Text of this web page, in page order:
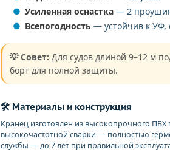
Усиленная оснастка — 2
Всепогодность — устойчив к УФ,
💡 Совет: Для судов длиной 9–12 м
борт для полной защиты.
🛠️ Материалы и конструкция
Кранец изготовлен из высокопрочного
высокочастотной сварки — полностью
службы — до 7 лет при правильной